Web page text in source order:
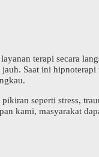
terapi secara
Saat ini hipnoterapi
seperti stress,
kami, masyarakat